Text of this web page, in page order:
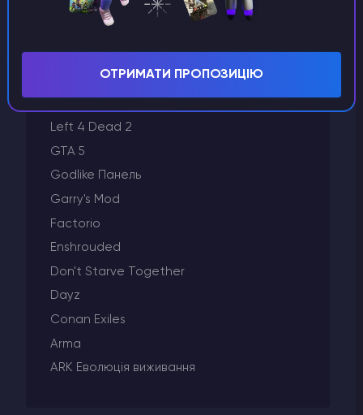
Satisfactory
Project Zomboid
Left 4 Dead 2
GTA 5
Godlike Панель
Garry's Mod
Factorio
Enshrouded
Don't Starve Together
Dayz
Conan Exiles
Arma
ARK Еволюція виживання
ОТРИМАТИ ПРОПОЗИЦІЮ